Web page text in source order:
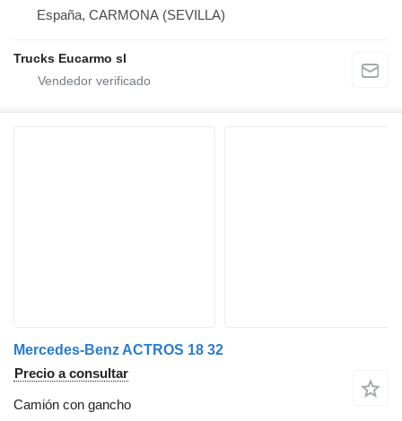
España, CARMONA (SEVILLA)
Trucks Eucarmo sl
Mercedes-Benz ACTROS 18 32
Precio a consultar
Camión con gancho